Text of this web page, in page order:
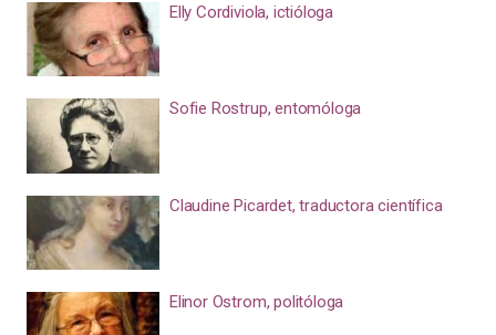
Elly Cordiviola, ictióloga
Sofie Rostrup, entomóloga
Claudine Picardet, traductora científica
Elinor Ostrom, politóloga